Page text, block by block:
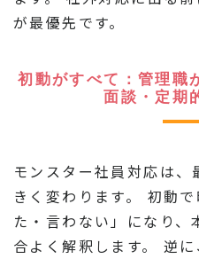
が最優先です。
初動がすべて：管理職
面談・定期
モンスター社員対応は
きく変わります。 初動
た・言わない」になり
合よく解釈します。 逆